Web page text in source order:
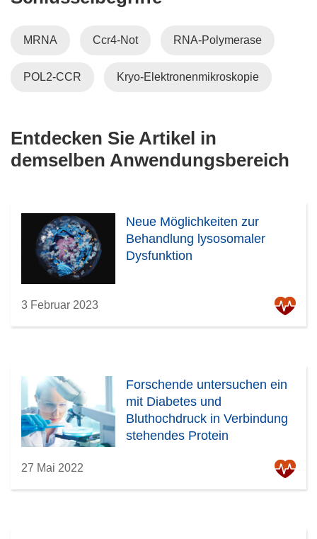
MRNA Ccr4-Not RNA-Polymerase
POL2-CCR Kryo-Elektronenmikroskopie
Entdecken Sie Artikel in
demselben Anwendungsbereich
Neue Möglichkeiten zur
Behandlung lysosomaler
Dysfunktion
3 Februar 2023
Forschende untersuchen ein
mit Diabetes und
Bluthochdruck in Verbindung
stehendes Protein
27 Mai 2022